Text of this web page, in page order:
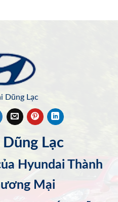
Dũng Lạc
Lạc
Hyundai Thành
Mại